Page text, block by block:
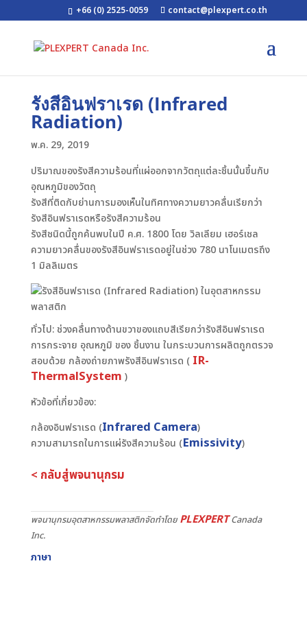
+66 (0) 2525-0059 contact@plexpert.co.th
รังสีอินฟราเรด (Infrared
Radiation)
พ.ค. 29, 2019
ปริมาณของรังสีความร้อนที่แผ่ออกจากวัตถุแต่ละชิ้นนั้นขึ้นกับ
อุณหภูมิของวัตถุ
รังสีที่ติดกับย่านการมองเห็นในทิศทางความยาวคลื่นเรียกว่า
รังสีอินฟราเรดหรือรังสีความร้อน
รังสีชนิดนี้ถูกค้นพบในปี ค.ศ. 1800 โดย วิลเลียม เฮอร์เชล
ความยาวคลื่นของรังสีอินฟราเรดอยู่ในช่วง 780 นาโนเมตรถึง
1 มิลลิเมตร
ทั่วไป: ช่วงคลื่นทางด้านขวาของแถบสีเรียกว่ารังสีอินฟราเรด
การกระจาย อุณหภูมิ ของ ชิ้นงาน ในกระบวนการผลิตถูกตรวจ
สอบด้วย กล้องถ่ายภาพรังสีอินฟราเรด ( IR-
ThermalSystem )
หัวข้อที่เกี่ยวข้อง:
กล้องอินฟราเรด (Infrared Camera)
ความสามารถในการแผ่รังสีความร้อน (Emissivity)
< กลับสู่พจนานุกรม
พจนานุกรมอุตสาหกรรมพลาสติกจัดทำโดยPLEXPERTCanada
Inc.
ภาษา